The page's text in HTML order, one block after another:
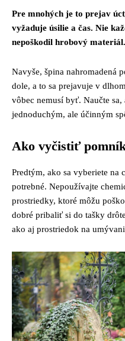
Pre mnohých je to prejav
vyžaduje úsilie a čas. Nie
nepoškodil hrobový materiál.
Navyše, špina nahromadená
dole, a to sa prejavuje v
vôbec nemusí byť. Naučte
jednoduchým, ale účinným
Ako vyčistiť
Predtým, ako sa vyberiete na
potrebné. Nepoužívajte
prostriedky, ktoré môžu
dobré pribaliť si do tašky
ako aj prostriedok na